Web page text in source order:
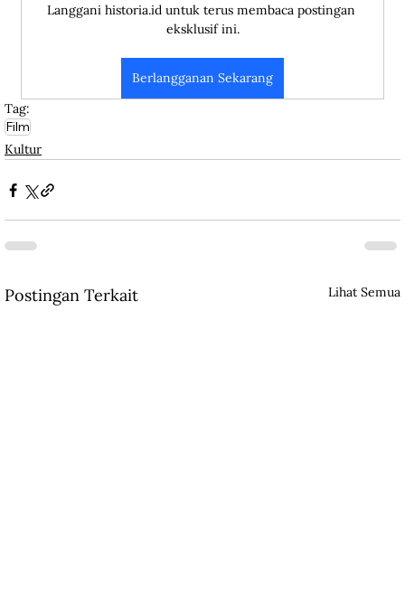
Langgani historia.id untuk terus membaca postingan
eksklusif ini.
Berlangganan Sekarang
Tag:
Film
Kultur
Postingan Terkait Lihat Semua